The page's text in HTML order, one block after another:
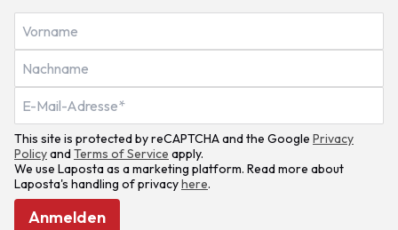
This site is protected by reCAPTCHA and the Google Privacy
PolicyandTerms of Service apply.
We use Laposta as a marketing platform. Read more about
Laposta's handling of privacyhere.
Anmelden